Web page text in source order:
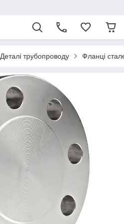
Деталі трубопроводу Фланці